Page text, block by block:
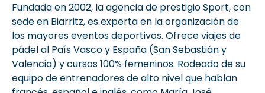
Fundada en 2002, la agencia de prestigio Sport, con
sede en Biarritz, es experta en la organización de
los mayores eventos deportivos. Ofrece viajes de
pádel al País Vasco y España (San Sebastián y
Valencia) y cursos 100% femeninos. Rodeado de su
equipo de entrenadores de alto nivel que hablan